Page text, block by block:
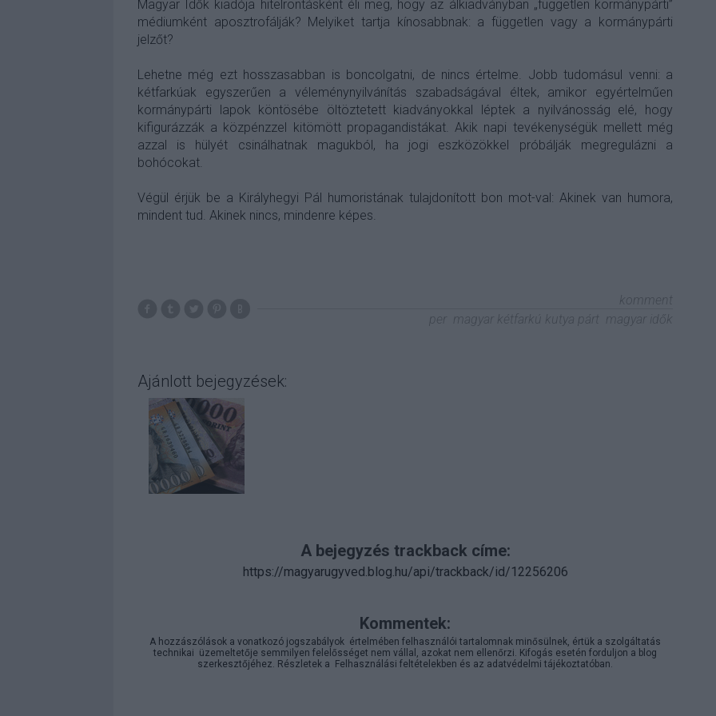
Magyar Idők kiadója hitelrontásként éli meg, hogy az álkiadványban „független kormánypárti”
médiumként aposztrofálják? Melyiket tartja kínosabbnak: a független vagy a kormánypárti
jelzőt?
Lehetne még ezt hosszasabban is boncolgatni, de nincs értelme. Jobb tudomásul venni: a
kétfarkúak egyszerűen a véleménynyilvánítás szabadságával éltek, amikor egyértelműen
kormánypárti lapok köntösébe öltöztetett kiadványokkal léptek a nyilvánosság elé, hogy
kifigurázzák a közpénzzel kitömött propagandistákat.Akik napi tevékenységük mellett még
azzal is hülyét csinálhatnak magukból, ha jogi eszközökkel próbálják megregulázni a
bohócokat.
Végül érjük be a Királyhegyi Pál humoristának tulajdonított bon mot-val: Akinek van humora,
mindent tud. Akinek nincs, mindenre képes.
komment
per magyar kétfarkú kutya párt magyar idők
Ajánlott bejegyzések:
A bejegyzés trackback címe:
https://magyarugyved.blog.hu/api/trackback/id/12256206
Kommentek:
A hozzászólások a vonatkozó jogszabályok értelmében felhasználói tartalomnak minősülnek, értük a szolgáltatás
technikai üzemeltetője semmilyen felelősséget nem vállal, azokat nem ellenőrzi. Kifogás esetén forduljon a blog
szerkesztőjéhez. Részletek a
Felhasználási feltételekben és az adatvédelmi tájékoztatóban.